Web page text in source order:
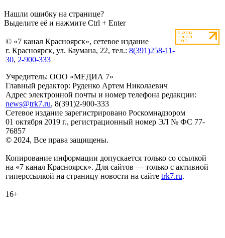
Нашли ошибку на странице?
Выделите её и нажмите Ctrl + Enter
© «7 канал Красноярск», сетевое издание
г. Красноярск, ул. Баумана, 22, тел.: 8(391)258-11-
30, 2-900-333
Учредитель: ООО «МЕДИА 7»
Главный редактор: Руденко Артем Николаевич
Адрес электронной почты и номер телефона редакции:
news@trk7.ru, 8(391)2-900-333
Сетевое издание зарегистрировано Роскомнадзором
01 октября 2019 г., регистрационный номер ЭЛ № ФС 77-
76857
© 2024, Все права защищены.
Копирование информации допускается только со ссылкой
на «7 канал Красноярск». Для сайтов — только с активной
гиперссылкой на страницу новости на сайте trk7.ru.
16+